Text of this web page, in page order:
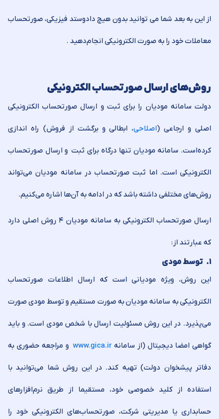
از این به بعد شما می توانید بدون هیچ داد‌و‌ستد فیزیکی، صورتحساب
معاملات خود را به صورت الکترونیکی انجام‌دهید .
روش‌های ارسال صورتحساب الکترونیکی
دولت سامانه مودیان را برای ثبت و ارسال صورتحساب الکترونیکی
اصلی و ارجاعی (اصلاحی، ابطالی و برگشت از فروش) راه اندازی
کرده‌است. سامانه مودیان تنها درگاه برای ثبت و ارسال صورتحساب
الکترونیکی است. اما ثبت صورتحساب در سامانه مودیان می‌تواند
روش‌های مختلفی داشته باشد که در ادامه به آن‌ها اشاره می‌کنیم.
ارسال صورتحساب الکترونیکی به سامانه مودیان ۴ روش اصلی دارد
که عبارتند از:
۱.
توسط مودی
این روش، ویژه مودیانی است که ارسال اطلاعات صورتحساب
الکترونیکی به سامانه مودیان به صورت مستقیم و توسط مودی صورت
می‌پذیرد. در این روش مسئولیت ارسال با شخص مودی است. و باید
گواهی امضا دیجیتال (از سامانه www.gica.ir و مراجعه حضوری به
دفاتر پیشخوان دولت) تهیه کند‌. در این روش شما می‌توانید با
استفاده از کلید خصوصی خود، مستقیما از طریق نرم‌افزارهای
حسابداری یا مدیریتی شرکت، صورتحساب‌های الکترونیکی خود را